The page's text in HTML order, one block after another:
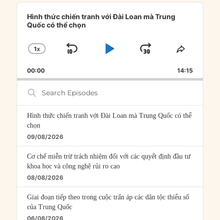
Audio
Player
Hình thức chiến tranh với Đài Loan mà Trung
Quốc có thể chọn
CHANGE
RATE
1X
SKIP
PLAYJUMP
FORWARD
SHARE
00:00 14:15
Search
Episodes
Hình thức chiến tranh với Đài Loan mà Trung Quốc có thể
chọn
09/08/2026
Cơ chế miễn trừ trách nhiệm đối với các quyết định đầu tư
khoa học và công nghệ rủi ro cao
08/08/2026
Giai đoạn tiếp theo trong cuộc trấn áp các dân tộc thiểu số
của Trung Quốc
06/08/2026